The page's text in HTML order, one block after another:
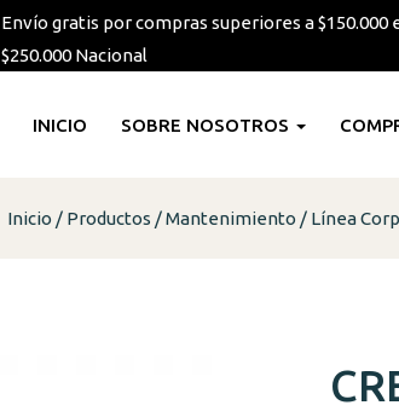
Envío gratis por compras superiores a $150.000
$250.000 Nacional
INICIO SOBRE NOSOTROS
Inicio Productos Mantenimiento Línea